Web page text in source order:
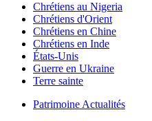
Chrétiens au Nigeria
Chrétiens d'Orient
Chrétiens en Chine
Chrétiens en Inde
États-Unis
Guerre en Ukraine
Terre sainte
Patrimoine Actualités